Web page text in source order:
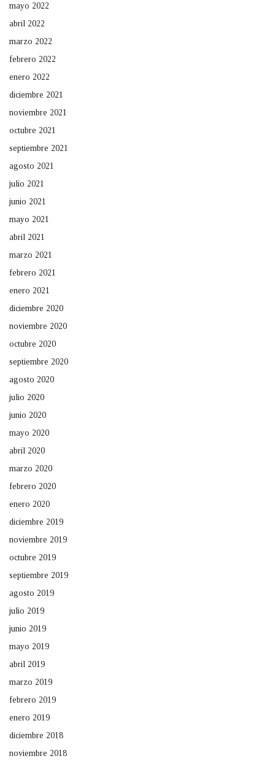
mayo 2022
abril 2022
marzo 2022
febrero 2022
enero 2022
diciembre 2021
noviembre 2021
octubre 2021
septiembre 2021
agosto 2021
julio 2021
junio 2021
mayo 2021
abril 2021
marzo 2021
febrero 2021
enero 2021
diciembre 2020
noviembre 2020
octubre 2020
septiembre 2020
agosto 2020
julio 2020
junio 2020
mayo 2020
abril 2020
marzo 2020
febrero 2020
enero 2020
diciembre 2019
noviembre 2019
octubre 2019
septiembre 2019
agosto 2019
julio 2019
junio 2019
mayo 2019
abril 2019
marzo 2019
febrero 2019
enero 2019
diciembre 2018
noviembre 2018